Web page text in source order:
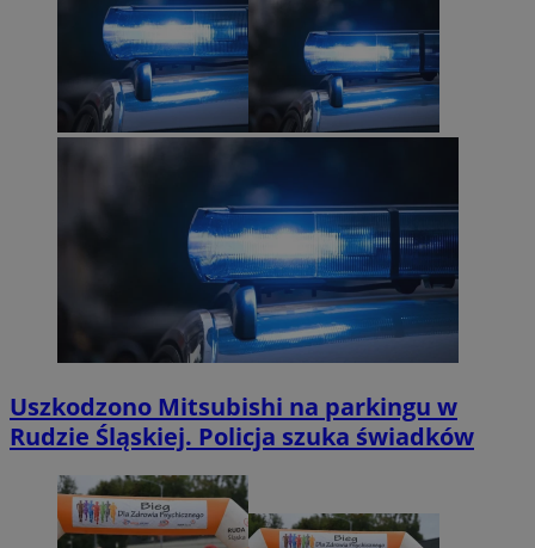
Uszkodzono Mitsubishi na parkingu w
Rudzie Śląskiej. Policja szuka świadków